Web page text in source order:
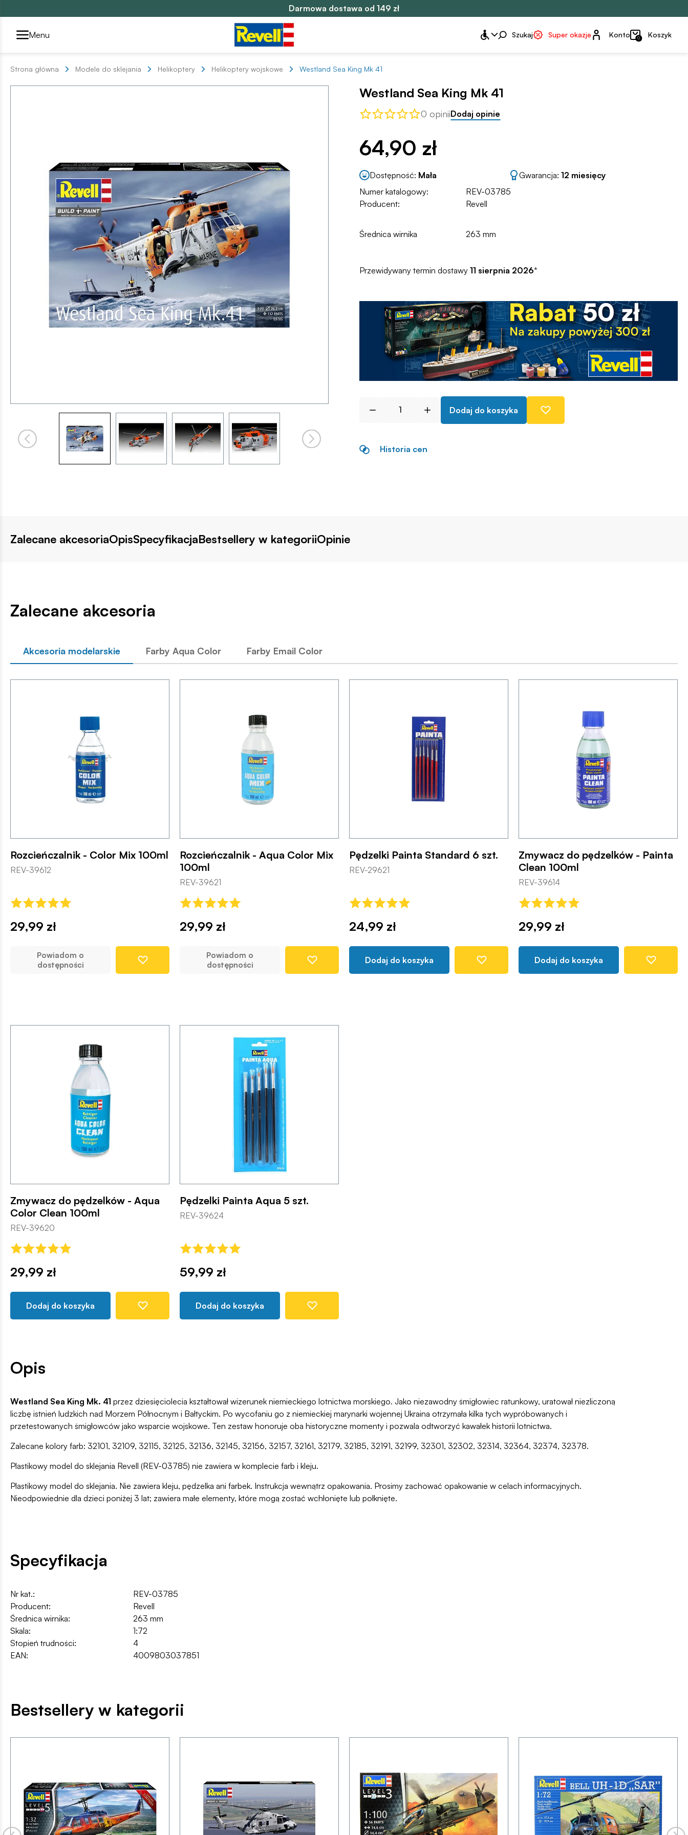
Darmowa dostawa od 149 zł
Przełącznik segmentów2
Menu Szukaj Super okazje Konto
Konto 0 Koszyk
Strona główna Modele do sklejania Helikoptery Helikoptery wojskowe Westland Sea King Mk 41
Westland Sea King Mk 41
0 opiniiDodaj opinie
64,90 zł
Dostępność: Mała Gwarancja: 12 miesięcy
Numer katalogowy:
REV-03785
Producent:
Revell
Średnica wirnika 263 mm
Przewidywany termin dostawy 11 sierpnia 2026*
Dodaj do koszyka
Historia cen
Zalecane akcesoriaOpisSpecyfikacjaBestsellery w kategoriiOpinie
Zalecane akcesoria
Akcesoria modelarskie Farby Aqua Color Farby Email Color
Rozcieńczalnik - Color Mix 100ml
REV-39612
29,99 zł
Powiadom o
dostępności
Rozcieńczalnik - Aqua Color Mix
100ml
REV-39621
29,99 zł
Powiadom o
dostępności
Pędzelki Painta Standard 6 szt.
REV-29621
24,99 zł
Dodaj do koszyka
Zmywacz do pędzelków - Painta
Clean 100ml
REV-39614
29,99 zł
Dodaj do koszyka
Zmywacz do pędzelków - Aqua
Color Clean 100ml
REV-39620
29,99 zł
Dodaj do koszyka
Pędzelki Painta Aqua 5 szt.
REV-39624
59,99 zł
Dodaj do koszyka
Opis
Westland Sea King Mk. 41 przez dziesięciolecia kształtował wizerunek niemieckiego lotnictwa morskiego. Jako niezawodny śmigłowiec ratunkowy, uratował niezliczoną
liczbę istnień ludzkich nad Morzem Północnym i Bałtyckim. Po wycofaniu go z niemieckiej marynarki wojennej Ukraina otrzymała kilka tych wypróbowanych i
przetestowanych śmigłowców jako wsparcie wojskowe. Ten zestaw honoruje oba historyczne momenty i pozwala odtworzyć kawałek historii lotnictwa.
Zalecane kolory farb: 32101, 32109, 32115, 32125, 32136, 32145, 32156, 32157, 32161, 32179, 32185, 32191, 32199, 32301, 32302, 32314, 32364, 32374, 32378.
Plastikowy model do sklejania Revell (REV-03785) nie zawiera w komplecie farb i kleju.
Plastikowy model do sklejania. Nie zawiera kleju, pędzelka ani farbek. Instrukcja wewnątrz opakowania. Prosimy zachować opakowanie w celach informacyjnych.
Nieodpowiednie dla dzieci poniżej 3 lat; zawiera małe elementy, które mogą zostać wchłonięte lub połknięte.
Specyfikacja
Nr kat.:
REV-03785
Producent:
Revell
Średnica wirnika:
263 mm
Skala:
1:72
Stopień trudności:
4
EAN:
4009803037851
Bestsellery w kategorii